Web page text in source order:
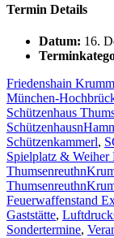
Termin Details
Datum: 16.
Friedenshain
München-
Schützenhaus
Schützenkammerl,
Spielplatz & Weiher
Feuerwaffenstand
Gaststätte,
Sondertermine,